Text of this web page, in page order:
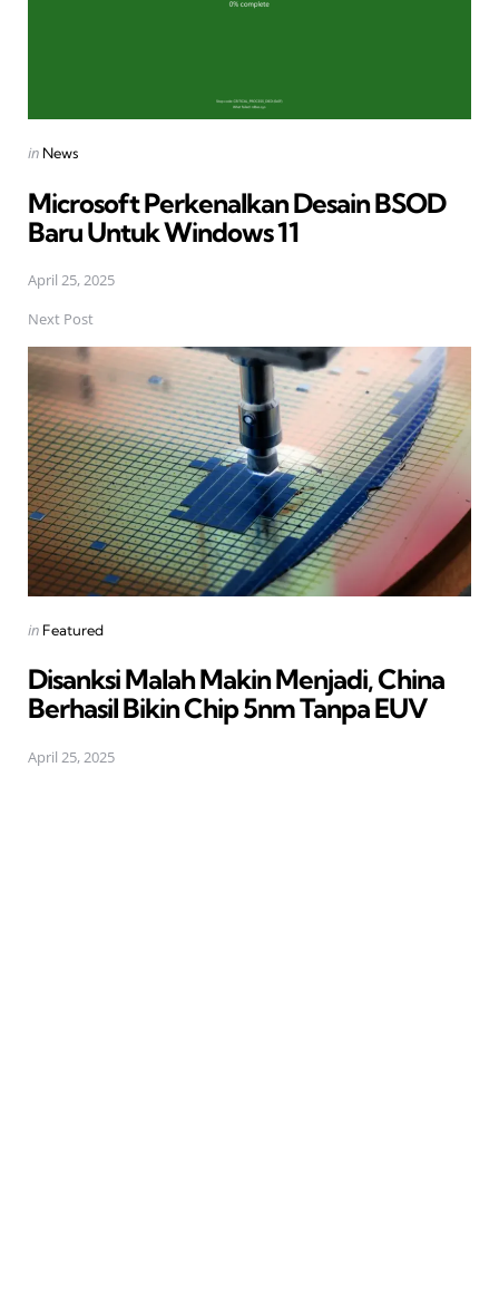
Posted
in News
Microsoft Perkenalkan Desain BSOD
Baru Untuk Windows 11
April 25, 2025
Next Post
Posted
in Featured
Disanksi Malah Makin Menjadi, China
Berhasil Bikin Chip 5nm Tanpa EUV
April 25, 2025